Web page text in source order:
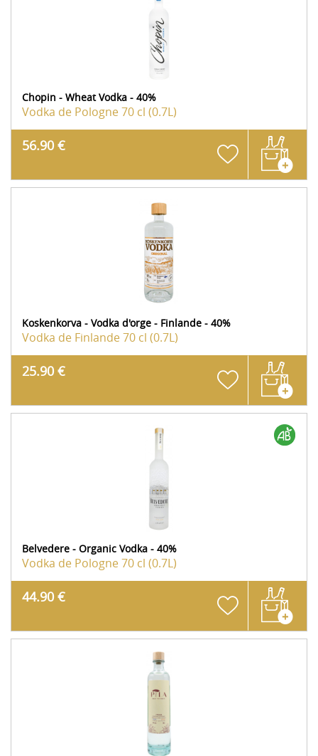
Chopin - Wheat Vodka - 40%
Vodka de Pologne70 cl (0.7L)
56.90 €
Koskenkorva - Vodka d'orge - Finlande - 40%
Vodka de Finlande70 cl (0.7L)
25.90 €
Belvedere - Organic Vodka - 40%
Vodka de Pologne70 cl (0.7L)
44.90 €